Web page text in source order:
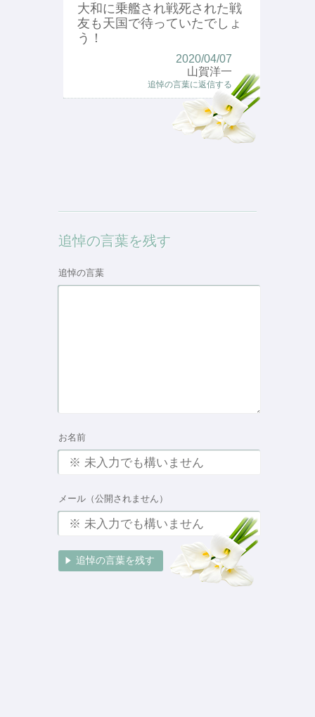
大和に乗艦され戦死された戦
友も天国で待っていたでしょ
う！
2020/04/07
山賀洋一
追悼の言葉に返信する
追悼の言葉を残す
追悼の言葉
お名前
メール（公開されません）